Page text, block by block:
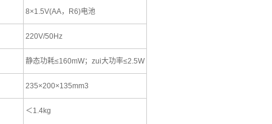
8×1.5V(AA，R6)电池
220V/50Hz
静态功耗≤160mW；zui大功率≤2.5W
235×200×135mm3
＜1.4kg